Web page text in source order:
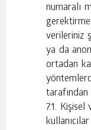
numaralı
verileriniz
ya da
ortadan
7.1.